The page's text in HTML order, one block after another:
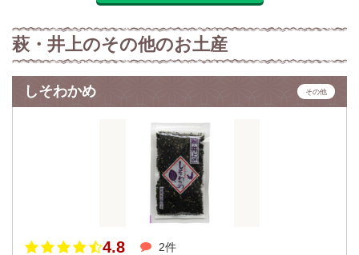
萩・井上のその他のお土産
しそわかめ その他
4.8 2件